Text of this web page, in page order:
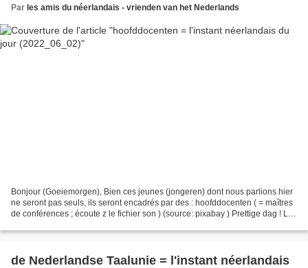
Par les amis du néerlandais - vrienden van het Nederlands
Bonjour (Goeiemorgen), Bien ces jeunes (jongeren) dont nous parlions hier
ne seront pas seuls, ils seront encadrés par des : hoofddocenten ( = maîtres
de conférences ; écoute z le fichier son ) (source: pixabay ) Prettige dag ! Les
de Nederlandse Taalunie = l'instant néerlandais